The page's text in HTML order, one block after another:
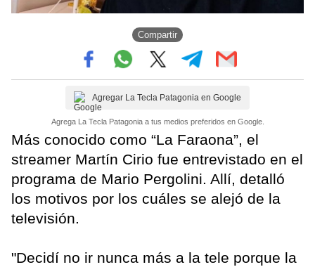
Compartir
Agregar La Tecla Patagonia en Google
Agrega La Tecla Patagonia a tus medios preferidos en Google.
Más conocido como “La Faraona”, el
streamer Martín Cirio fue entrevistado en el
programa de Mario Pergolini. Allí, detalló
los motivos por los cuáles se alejó de la
televisión.
"Decidí no ir nunca más a la tele porque la